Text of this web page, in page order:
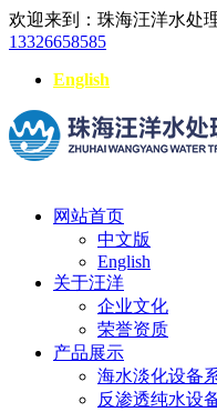
欢迎来到：珠海汪洋水处
13326658585
English
网站首页
中文版
English
关于汪洋
企业文化
荣誉资质
产品展示
海水淡化设备
反渗透纯水设